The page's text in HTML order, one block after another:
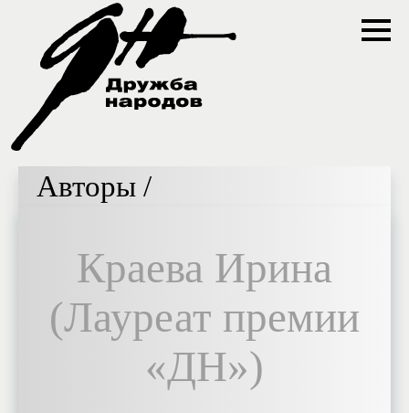
Авторы /
Краева Ирина
(Лауреат премии
«ДН»)